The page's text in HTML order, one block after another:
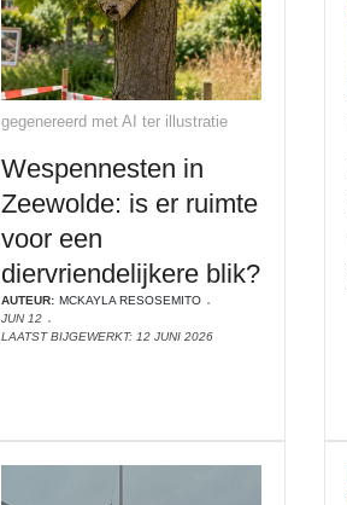
gegenereerd met AI ter illustratie
Wespennesten in
Zeewolde: is er ruimte
voor een
diervriendelijkere blik?
AUTEUR: MCKAYLA RESOSEMITO
JUN 12
LAATST BIJGEWERKT: 12 JUNI 2026